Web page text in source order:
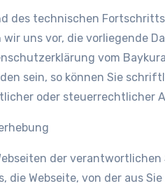
des technischen
wir uns vor, die vorliegende
vom
sein, so können Sie
oder steuerrechtlicher
der
die Webseite, von der aus